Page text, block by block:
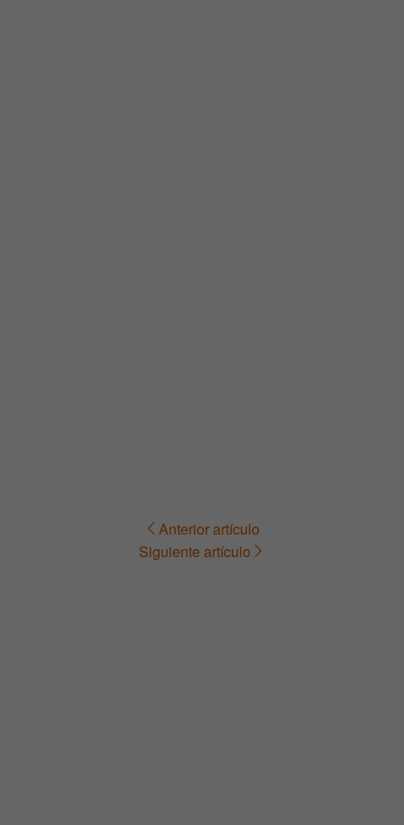
Navegación Anterior artículo
Siguiente artículo